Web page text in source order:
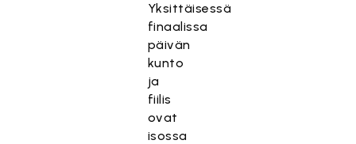
Yksittäisessä
finaalissa
päivän
kunto
ja
fiilis
ovat
isossa